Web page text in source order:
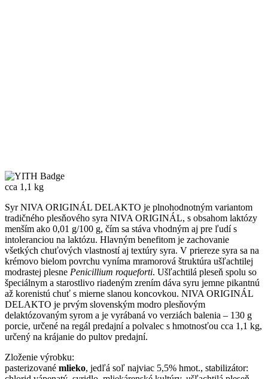
cca 1,1 kg
Syr NIVA ORIGINÁL DELAKTO je plnohodnotným variantom
tradičného plesňového syra NIVA ORIGINÁL, s obsahom laktózy
menším ako 0,01 g/100 g, čím sa stáva vhodným aj pre ľudí s
intoleranciou na laktózu. Hlavným benefitom je zachovanie
všetkých chuťových vlastností aj textúry syra. V priereze syra sa na
krémovo bielom povrchu vyníma mramorová štruktúra ušľachtilej
modrastej plesne Penicillium roqueforti. Ušľachtilá pleseň spolu so
špeciálnym a starostlivo riadeným zrením dáva syru jemne pikantnú
až korenistú chuť s mierne slanou koncovkou. NIVA ORIGINÁL
DELAKTO je prvým slovenským modro plesňovým
delaktózovaným syrom a je vyrábaná vo verziách balenia – 130 g
porcie, určené na regál predajní a polvalec s hmotnosťou cca 1,1 kg,
určený na krájanie do pultov predajní.
Zloženie výrobku:
pasterizované mlieko, jedľá soľ najviac 5,5% hmot., stabilizátor: